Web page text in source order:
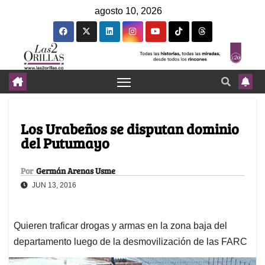
agosto 10, 2026
Los Urabeños se disputan dominio
del Putumayo
Por Germán Arenas Usme
JUN 13, 2016
Quieren traficar drogas y armas en la zona baja del
departamento luego de la desmovilización de las FARC